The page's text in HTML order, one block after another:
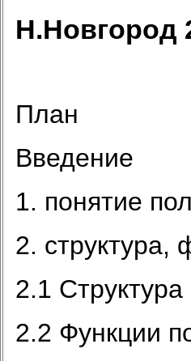
Н.Новгород
План
Введение
1. понятие
2. структура,
2.1
2.2 Функции